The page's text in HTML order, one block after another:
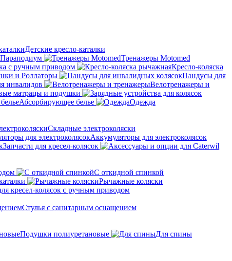
Детские кресло-каталки
Параподиум
Тренажеры Motomed
с ручным приводом
Кресло-коляска
и Роллаторы
Пандусы для
инвалидов
Велотренажеры и
матрацы и подушки
Абсорбирующее белье
Одежда
Складные электроколяски
Аккумуляторы для электроколясок
Запчасти для кресел-колясок
С откидной спинкой
Рычажные коляски
кресел-колясок с ручным приводом
Стулья с санитарным оснащением
Подушки полиуретановые
Для спины